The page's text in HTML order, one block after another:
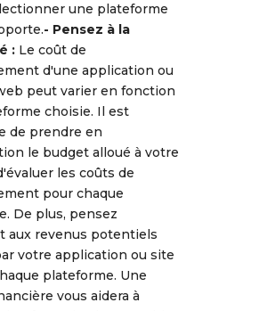
une plateforme
- Pensez à la
: Le coût de
d'une application ou
peut varier en fonction
choisie. Il est
de prendre en
le budget alloué à votre
les coûts de
pour chaque
De plus, pensez
aux revenus potentiels
votre application ou site
plateforme. Une
vous aidera à